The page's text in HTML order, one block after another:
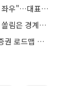
"연금 투자, 종목보단 흔들리지 않는 중심이 좌우"…대표 지수·TDF 제안
“연금, 혁신 자산에 올라타되 개별종목·테마 쏠림은 경계해야”
STO 하위법규 예상안, 풀링·거래한도·정형증권 로드맵 제시